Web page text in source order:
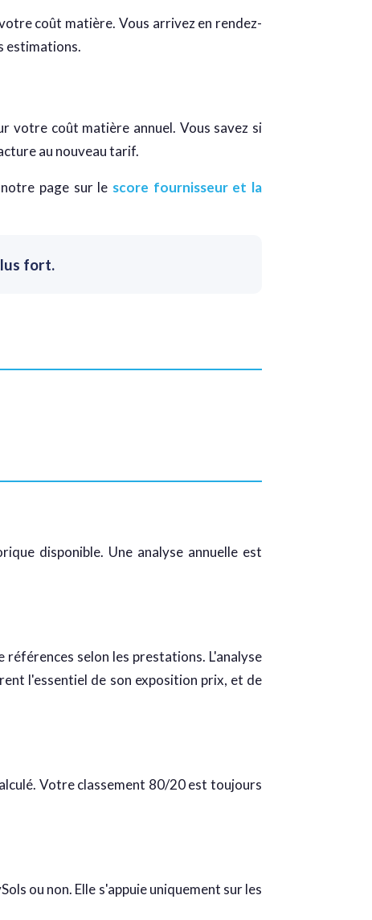
coût matière. Vous arrivez en rendez-
estimations.
votre coût matière annuel. Vous savez si
au nouveau tarif.
page sur le score fournisseur et la
fort.
disponible. Une analyse annuelle est
selon les prestations. L'analyse
l'essentiel de son exposition prix, et de
Votre classement 80/20 est toujours
ou non. Elle s'appuie uniquement sur les